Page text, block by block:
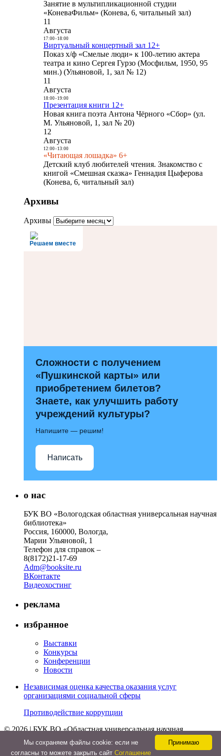
Занятие в мультипликационной студии
«КоневаФильм» (Конева, 6, читальный зал)
11
Августа
17:00- 18:00
Виртуальный концертный зал 12+
Показ х/ф «Смелые люди» к 100-летию актера
театра и кино Сергея Гурзо (Мосфильм, 1950, 95
мин.) (Ульяновой, 1, зал № 12)
11
Августа
18:00- 19:00
Презентация книги 12+
Новая книга поэта Антона Чёрного «Сбор» (ул.
М. Ульяновой, 1, зал № 20)
12
Августа
12:00- 13:00
«Читающая лошадка» 6+
Детский клуб любителей чтения. Знакомство с
книгой «Смешная сказка» Геннадия Цыферова
(Конева, 6, читальный зал)
Архивы
Архивы
Решаем вместе
Сложности с получением
«Пушкинской карты» или
приобретением билетов?
Знаете, как улучшить работу
учреждений культуры?
Напишите — решим!
Написать
о нас
БУК ВО «Вологодская областная универсальная научная
библиотека»
Россия, 160000, Вологда,
Марии Ульяновой, 1
Телефон для справок –
8(8172)21-17-69
Adm@booksite.ru
ВКонтакте
Видеохостинг
реклама
избранное
Выставки
Конкурсы
Конференции
Новости
Независимая оценка качества оказания услуг
организациями социальной сферы
Противодействие коррупции
© 2026 | БУК ВО «Областная универсальная научная
библиотека»
Принимаю
Мы cохраняем файлы cookie: если не
согласны то можете закрыть сайт Соглашение